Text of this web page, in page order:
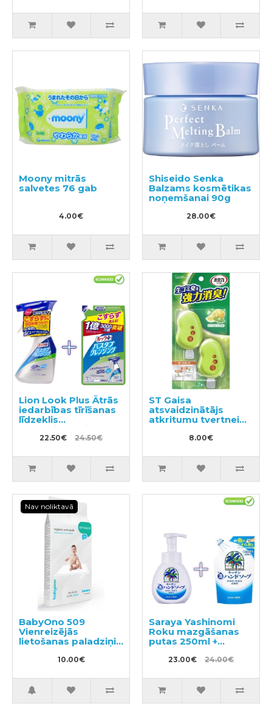
Moony mitrās
salvetes 76 gab
4.00€
Shiseido Senka
Balzams kosmētikas
noņemšanai 90g
28.00€
Lion Look Plus Ātrās
iedarbības tīrīšanas
līdzeklis
vannasistabai ar
citrusaugļu aromātu
450ml
22.50€ 24.50€
ST Gaisa
atsvaidzinātājs
atkritumu tvertnei
8.00€
Nav noliktavā
BabyOno 509
Vienreizējās
lietošanas paladziņi
10.00€
Saraya Yashinomi
Roku mazgāšanas
putas 250ml +
pildviela 220ml
23.00€ 24.00€